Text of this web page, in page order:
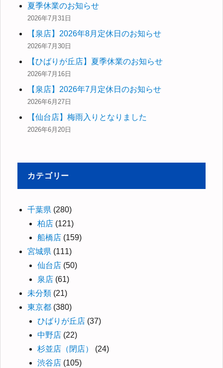
夏季休業のお知らせ
2026年7月31日
【泉店】2026年8月定休日のお知らせ
2026年7月30日
【ひばりが丘店】夏季休業のお知らせ
2026年7月16日
【泉店】2026年7月定休日のお知らせ
2026年6月27日
【仙台店】梅雨入りとなりました
2026年6月20日
カテゴリー
千葉県 (280)
柏店 (121)
船橋店 (159)
宮城県 (111)
仙台店 (50)
泉店 (61)
未分類 (21)
東京都 (380)
ひばりが丘店 (37)
中野店 (22)
杉並店（閉店）
(24)
渋谷店 (105)